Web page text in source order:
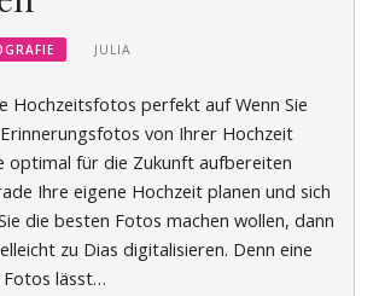
JULIA
Hochzeitsfotos perfekt auf Wenn Sie
von Ihrer Hochzeit
optimal für die Zukunft aufbereiten
Ihre eigene Hochzeit planen und sich
die besten Fotos machen wollen, dann
zu Dias digitalisieren. Denn eine
lässt…